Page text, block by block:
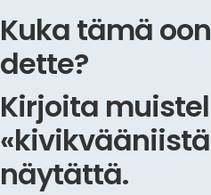
Kuka tämä
dette?
Kirjoita
näytättä.